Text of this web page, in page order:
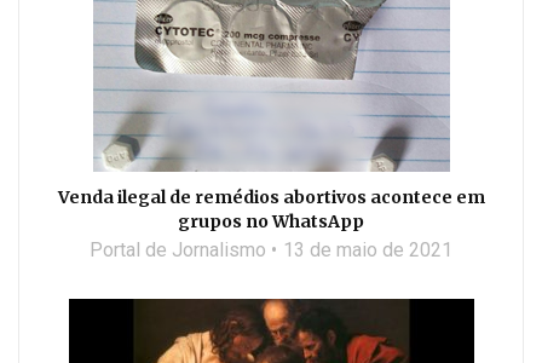
Venda ilegal de remédios abortivos acontece em
grupos no WhatsApp
Portal de Jornalismo 13 de maio de 2021